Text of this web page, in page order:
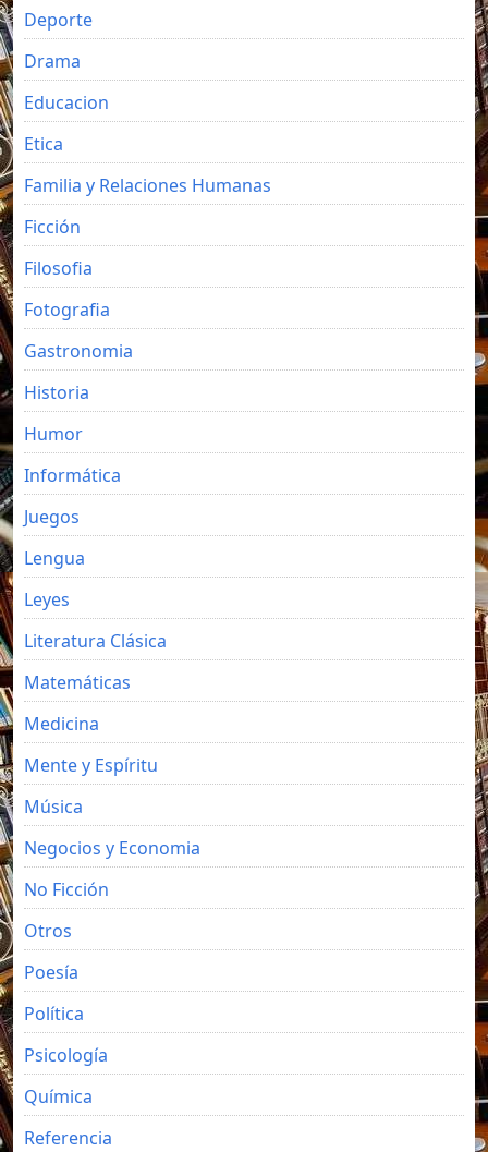
Deporte
Drama
Educacion
Etica
Familia y Relaciones Humanas
Ficción
Filosofia
Fotografia
Gastronomia
Historia
Humor
Informática
Juegos
Lengua
Leyes
Literatura Clásica
Matemáticas
Medicina
Mente y Espíritu
Música
Negocios y Economia
No Ficción
Otros
Poesía
Política
Psicología
Química
Referencia